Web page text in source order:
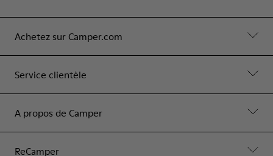
Achetez sur Camper.com
Service clientèle
A propos de Camper
ReCamper